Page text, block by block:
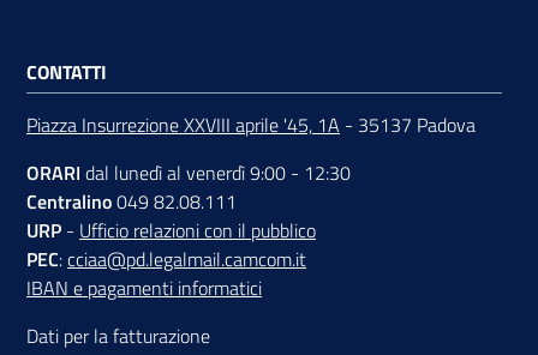
CONTATTI
Piazza Insurrezione XXVIII aprile '45, 1A - 35137 Padova
ORARI dal lunedì al venerdì 9:00 - 12:30
Centralino049 82.08.111
URP - Ufficio relazioni con il pubblico
PEC:cciaa@pd.legalmail.camcom.it
IBAN e pagamenti informatici
Dati per la fatturazione